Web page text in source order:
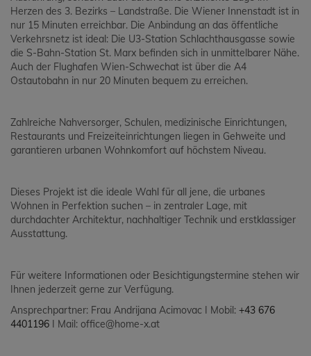
Herzen des 3. Bezirks – Landstraße. Die Wiener Innenstadt ist in
nur 15 Minuten erreichbar. Die Anbindung an das öffentliche
Verkehrsnetz ist ideal: Die U3-Station Schlachthausgasse sowie
die S-Bahn-Station St. Marx befinden sich in unmittelbarer Nähe.
Auch der Flughafen Wien-Schwechat ist über die A4
Ostautobahn in nur 20 Minuten bequem zu erreichen.
Zahlreiche Nahversorger, Schulen, medizinische Einrichtungen,
Restaurants und Freizeiteinrichtungen liegen in Gehweite und
garantieren urbanen Wohnkomfort auf höchstem Niveau.
Dieses Projekt ist die ideale Wahl für all jene, die urbanes
Wohnen in Perfektion suchen – in zentraler Lage, mit
durchdachter Architektur, nachhaltiger Technik und erstklassiger
Ausstattung.
Für weitere Informationen oder Besichtigungstermine stehen wir
Ihnen jederzeit gerne zur Verfügung.
Ansprechpartner: Frau Andrijana Acimovac I Mobil: +43 676
4401196 I Mail: office@home-x.at